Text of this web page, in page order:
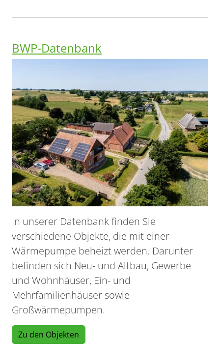
BWP-Datenbank
In unserer Datenbank finden Sie
verschiedene Objekte, die mit einer
Wärmepumpe beheizt werden. Darunter
befinden sich Neu- und Altbau, Gewerbe
und Wohnhäuser, Ein- und
Mehrfamilienhäuser sowie
Großwärmepumpen.
Zu den Objekten